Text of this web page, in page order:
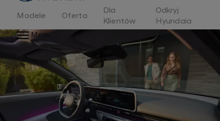
Modele Oferta
Dla
Klientów
Odkryj
Hyundaia
Menu